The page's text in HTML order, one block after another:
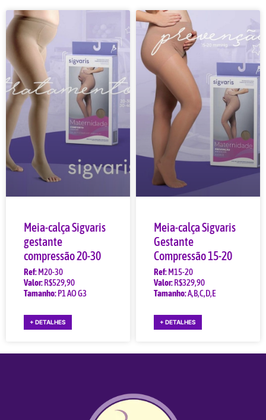
Meia-calça Sigvaris
gestante
compressão 20-30
Ref:M20-30
Valor:R$529,90
Tamanho:P1 AO G3
+ DETALHES
Meia-calça Sigvaris
Gestante
Compressão 15-20
Ref:M15-20
Valor:R$329,90
Tamanho:A,B,C,D,E
+ DETALHES